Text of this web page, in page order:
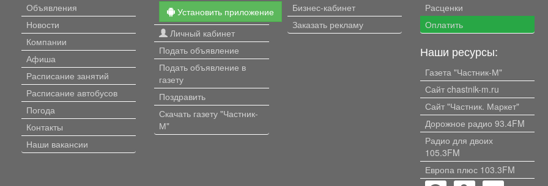
Объявления
Новости
Компании
Афиша
Расписание занятий
Расписание автобусов
Погода
Контакты
Наши вакансии
Установить приложение
Личный кабинет
Подать объявление
Подать объявление в
газету
Поздравить
Скачать газету "Частник-
М"
Бизнес-кабинет
Заказать рекламу
Расценки
Оплатить
Наши ресурсы:
Газета "Частник-М"
Сайт chastnik-m.ru
Сайт "Частник. Маркет"
Дорожное радио 93.4FM
Радио для двоих
105.3FM
Европа плюс 103.3FM